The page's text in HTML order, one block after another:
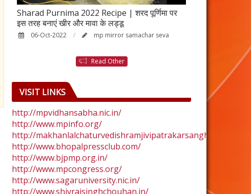
Sharad Purnima 2022 Recipe | शरद पूर्णिमा पर
इस तरह बनाएं खीर और मावा के लड्डू
06-Oct-2022 mp mirror samachar seva
Read Other
VISIT LINKS
http://mpvidhansabha.nic.in/
http://www.mpinfo.org/
http://makhanlalchaturvedishramjivipatrakarsangh.com/
http://www.bhopalpressclub.com/
http://www.bjpmp.org.in/
http://www.mpcongress.org/
http://www.sagaruniversity.nic.in/
http://www.shivrajsinghchouhan.in/